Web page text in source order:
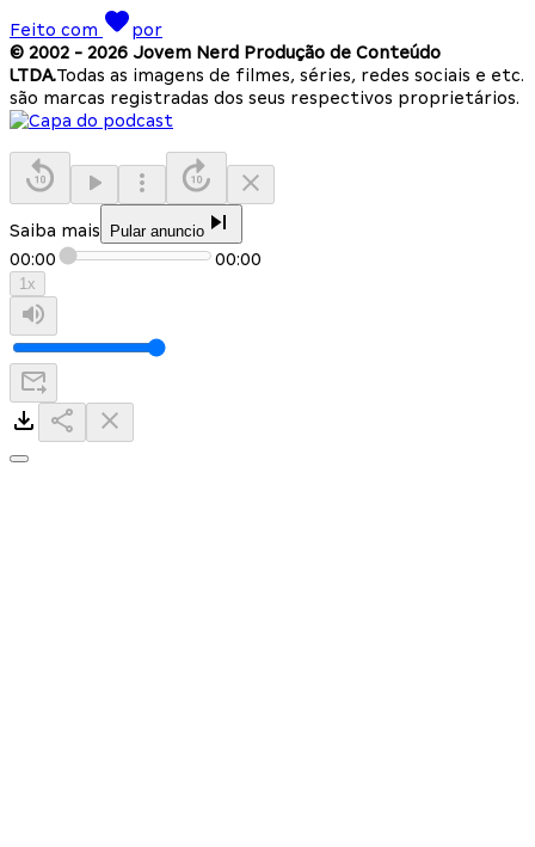
Feito com
por
© 2002 - 2026 Jovem Nerd Produção de Conteúdo
LTDA.Todas as imagens de filmes, séries, redes sociais e etc.
são marcas registradas dos seus respectivos proprietários.
Saiba mais Pular anuncio
00:00 00:00
1x